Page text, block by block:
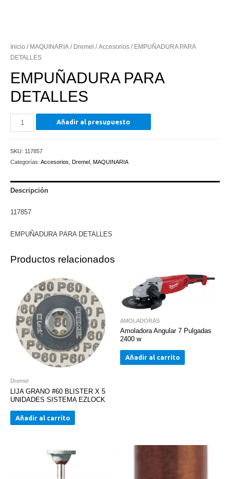
Inicio / MAQUINARIA / Dremel /Accesorios / EMPUÑADURA PARA
DETALLES
EMPUÑADURA PARA
DETALLES
EMPUÑADURA
PARA
cantidad
Añadir al presupuesto
SKU: 117857
Categorías: Accesorios Dremel MAQUINARIA
Descripción
117857
EMPUÑADURA PARA DETALLES
Productos relacionados
Dremel
LIJA GRANO #60 BLISTER X 5
UNIDADES SISTEMA EZLOCK
Añadir al carrito
AMOLADORAS
Amoladora Angular 7 Pulgadas
2400 w
Añadir al carrito